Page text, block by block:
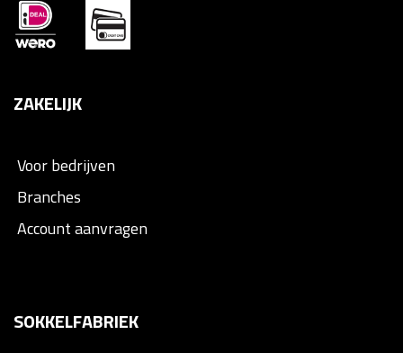
ZAKELIJK
Voor bedrijven
Branches
Account aanvragen
SOKKELFABRIEK